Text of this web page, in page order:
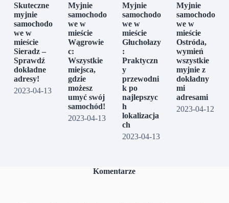
Skuteczne
myjnie
samochodo
we w
mieście
Sieradz –
Sprawdź
dokładne
adresy!
2023-04-13
Myjnie
samochodo
we w
mieście
Wągrowie
c:
Wszystkie
miejsca,
gdzie
możesz
umyć swój
samochód!
2023-04-13
Myjnie
samochodo
we w
mieście
Głuchołazy
:
Praktyczn
y
przewodni
k po
najlepszyc
h
lokalizacja
ch
2023-04-13
Myjnie
samochodo
we w
mieście
Ostróda,
wymień
wszystkie
myjnie z
dokładny
mi
adresami
2023-04-12
Komentarze